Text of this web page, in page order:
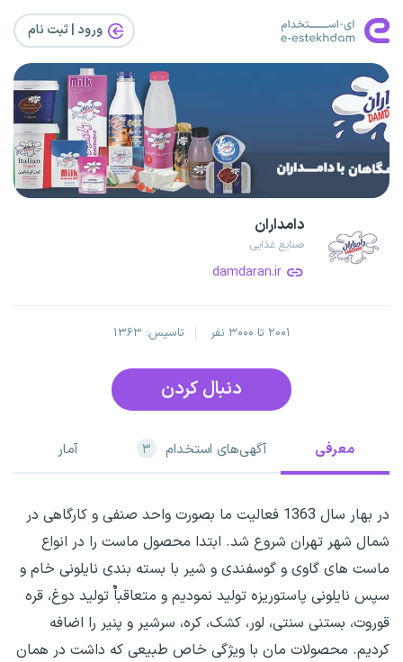
ورود | ثبت‌ نام
دامداران
صنایع غذایی
damdaran.ir
۲۰۰۱ تا ۳۰۰۰ نفر تاسیس: ۱۳۶۳
دنبال کردن
معرفی آگهی‌های استخدام ۳ آمار
در بهار سال 1363 فعالیت ما بصورت واحد صنفی و کارگاهی در
شمال شهر تهران شروع شد. ابتدا محصول ماست را در انواع
ماست های گاوی و گوسفندی و شیر با بسته بندی نایلونی خام و
سپس نایلونی پاستوریزه تولید نمودیم و متعاقباٌ تولید دوغ، قره
قوروت، بستنی سنتی، لور، کشک، کره، سرشیر و پنیر را اضافه
کردیم. محصولات مان با ویژگی خاص طبیعی که داشت در همان